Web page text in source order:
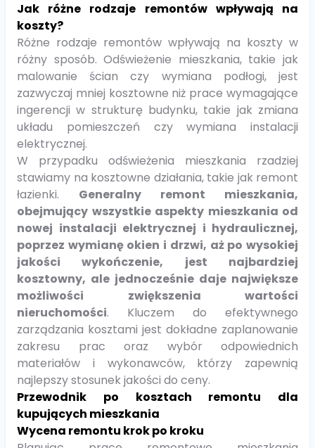
Jak różne rodzaje remontów wpływają na
koszty?
Różne rodzaje remontów wpływają na koszty w
różny sposób. Odświeżenie mieszkania, takie jak
malowanie ścian czy wymiana podłogi, jest
zazwyczaj mniej kosztowne niż prace wymagające
ingerencji w strukturę budynku, takie jak zmiana
układu pomieszczeń czy wymiana instalacji
elektrycznej.
W przypadku odświeżenia mieszkania rzadziej
stawiamy na kosztowne działania, takie jak remont
łazienki. Generalny remont mieszkania,
obejmujący wszystkie aspekty mieszkania od
nowej instalacji elektrycznej i hydraulicznej,
poprzez wymianę okien i drzwi, aż po wysokiej
jakości wykończenie, jest najbardziej
kosztowny, ale jednocześnie daje największe
możliwości zwiększenia wartości
nieruchomości. Kluczem do efektywnego
zarządzania kosztami jest dokładne zaplanowanie
zakresu prac oraz wybór odpowiednich
materiałów i wykonawców, którzy zapewnią
najlepszy stosunek jakości do ceny.
Przewodnik po kosztach remontu dla
kupujących mieszkania
Wycena remontu krok po kroku